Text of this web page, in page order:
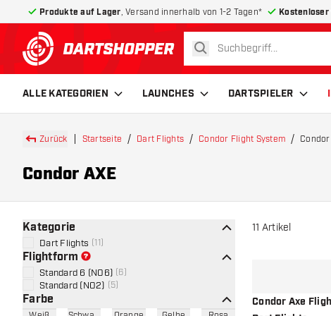
Produkte auf Lager , Versand innerhalb von 1-2 Tagen* Kostenloser
zurück zur Startseite
suchen
ALLE KATEGORIEN LAUNCHES DARTSPIELER
Zurück Startseite Dart Flights Condor Flight System Condor
Condor AXE
Kategorie
Dart Flights 11
Flightform
Standard 6 (NO6) 6
Standard (NO2) 5
Farbe
11 Artikel
Condor Axe